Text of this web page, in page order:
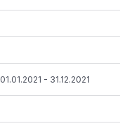
01.01.2021 - 31.12.2021